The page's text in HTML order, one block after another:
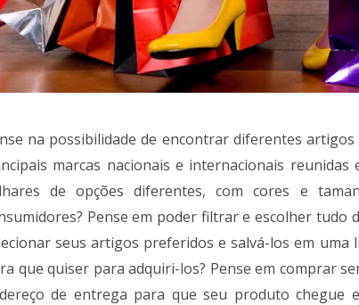
na possibilidade de encontrar diferentes
marcas nacionais e internacionais reunidas
de opções diferentes, com cores e
Pense em poder filtrar e escolher tudo
seus artigos preferidos e salvá-los em uma
que quiser para adquiri-los? Pense em comprar
de entrega para que seu produto chegue